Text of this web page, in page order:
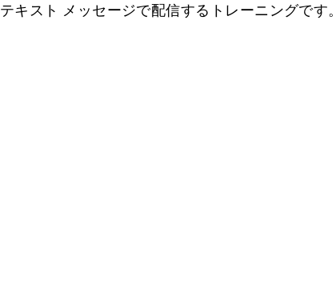
テキスト メッセージで配信するトレーニングです。